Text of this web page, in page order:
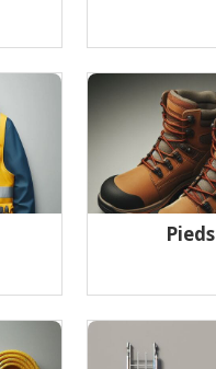
Pieds